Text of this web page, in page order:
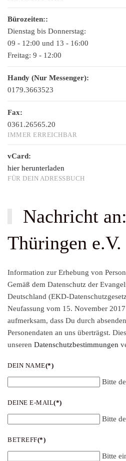
Bürozeiten::
Dienstag bis Donnerstag:
09 - 12:00 und 13 - 16:00
Freitag: 9 - 12:00
Handy (Nur Messenger):
0179.3663523
Fax:
0361.26565.20
IMMER ERREICHBAR
vCard:
hier herunterladen
FÜR DEIN ADRESSBUCH
Nachricht
Thüringen e.V.
Information zur Erhebung von
Gemäß dem Datenschutz der
Deutschland (EKD-
Neufassung vom 15. November
aufmerksam, dass Du durch
Personendaten an uns überträgst.
unseren Datenschutzbestimmungen
DEIN NAME(*)
Bitte
DEINE E-MAIL(*)
Bitte
BETREFF(*)
Bitte